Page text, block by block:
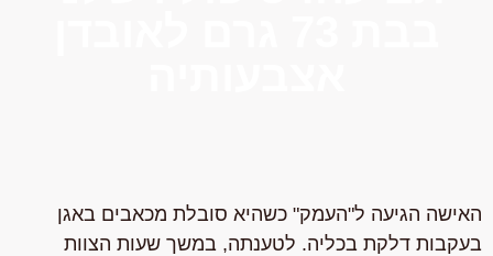
האישה הגיעה ל"העמק" כשהיא סובלת מכאבים באגן
בעקבות דלקת בכליה. לטענתה, במשך שעות הצוות